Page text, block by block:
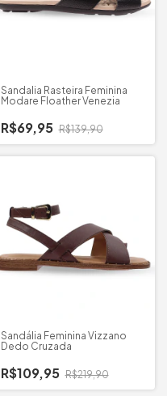
Sandalia Rasteira Feminina
Modare Floather Venezia
R$69,95 R$139,90
Sandália Feminina Vizzano
Dedo Cruzada
R$109,95 R$219,90